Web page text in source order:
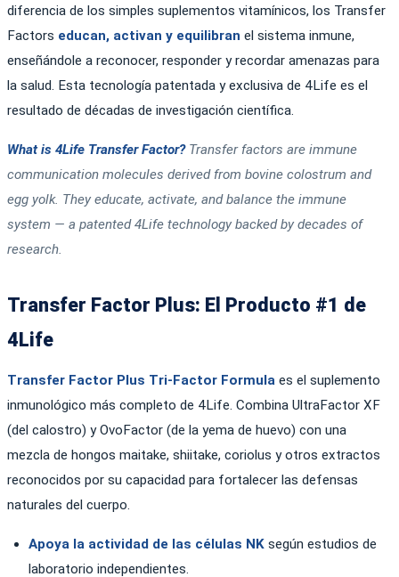
diferencia de los simples suplementos vitamínicos, los Transfer
Factors educan, activan y equilibran el sistema inmune,
enseñándole a reconocer, responder y recordar amenazas para
la salud. Esta tecnología patentada y exclusiva de 4Life es el
resultado de décadas de investigación científica.
What is 4Life Transfer Factor?Transfer factors are immune
communication molecules derived from bovine colostrum and
egg yolk. They educate, activate, and balance the immune
system — a patented 4Life technology backed by decades of
research.
Transfer Factor Plus: El Producto #1 de
4Life
Transfer Factor Plus Tri-Factor Formula es el suplemento
inmunológico más completo de 4Life. Combina UltraFactor XF
(del calostro) y OvoFactor (de la yema de huevo) con una
mezcla de hongos maitake, shiitake, coriolus y otros extractos
reconocidos por su capacidad para fortalecer las defensas
naturales del cuerpo.
Apoya la actividad de las células NK según estudios de
laboratorio independientes.